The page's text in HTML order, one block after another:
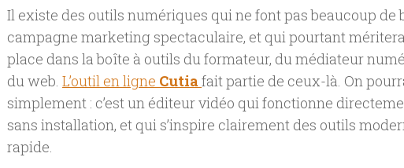
Il existe des outils numériques qui ne font pas beaucoup de
campagne marketing spectaculaire, et qui pourtant
place dans la boîte à outils du formateur, du médiateur
du web. L’outil en ligne Cutia fait partie de ceux-là. On
simplement : c’est un éditeur vidéo qui fonctionne
sans installation, et qui s’inspire clairement des outils
rapide.